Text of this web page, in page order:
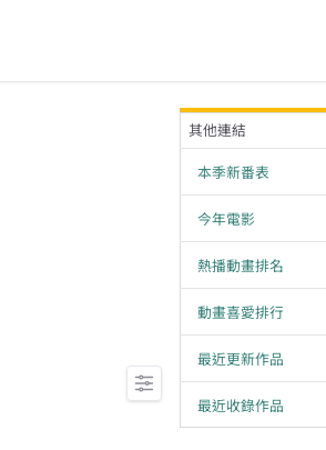
其他連結
本季新番表
今年電影
熱播動畫排名
動畫喜愛排行
最近更新作品
最近收錄作品